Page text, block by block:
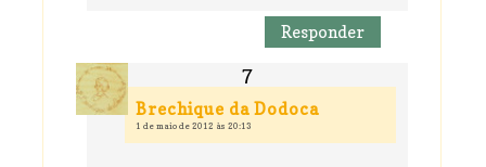
Responder
Brechique da Dodoca
1 de maio de 2012 às 20:13